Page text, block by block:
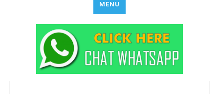
MENU